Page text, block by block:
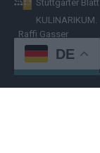
Stuttgarter Blatt
KULINARIKUM.
Raffi Gasser
HINWEISGEBER
DE